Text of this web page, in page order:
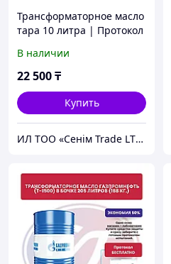
Трансформаторное масло
тара 10 литра | Протокол
В наличии
22 500₸
Купить
ИЛ ТОО «Сенiм Trade LTD»